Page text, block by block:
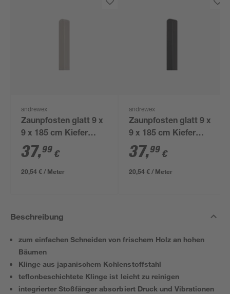
andrewex
Zaunpfosten glatt 9 x
9 x 185 cm Kiefer
grau
37,99 €
20,54 € / Meter
andrewex
Zaunpfosten glatt 9 x
9 x 185 cm Kiefer
anthrazit
37,99 €
20,54 € / Meter
Beschreibung
zum einfachen Schneiden von frischem Holz an hohen
Bäumen
Klinge aus japanischem Kohlenstoffstahl
teflonbeschichtete Klinge ist leicht zu reinigen
integrierter Stoßfänger absorbiert Druck und Vibrationen